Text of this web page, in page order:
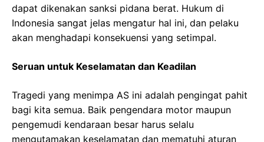
dapat dikenakan sanksi pidana berat. Hukum di
Indonesia sangat jelas mengatur hal ini, dan pelaku
akan menghadapi konsekuensi yang setimpal.
Seruan untuk Keselamatan dan Keadilan
Tragedi yang menimpa AS ini adalah pengingat pahit
bagi kita semua. Baik pengendara motor maupun
pengemudi kendaraan besar harus selalu
mengutamakan keselamatan dan mematuhi aturan